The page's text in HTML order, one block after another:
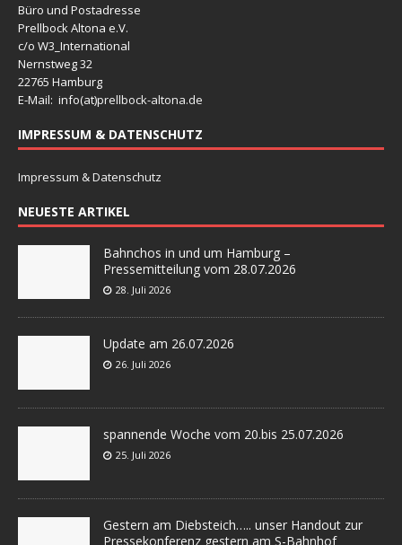
Büro und Postadresse
Prellbock Altona e.V.
c/o W3_International
Nernstweg 32
22765 Hamburg
E-Mail: info(at)prellbock-altona.de
IMPRESSUM & DATENSCHUTZ
Impressum & Datenschutz
NEUESTE ARTIKEL
Bahnchos in und um Hamburg –
Pressemitteilung vom 28.07.2026
28. Juli 2026
Update am 26.07.2026
26. Juli 2026
spannende Woche vom 20.bis 25.07.2026
25. Juli 2026
Gestern am Diebsteich….. unser Handout zur
Pressekonferenz gestern am S-Bahnhof